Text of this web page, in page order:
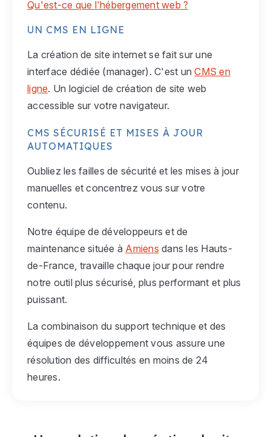
Qu'est-ce que l'hébergement web ?
UN CMS EN LIGNE
La création de site internet se fait sur une
interface dédiée (manager). C'est unCMS en
ligne. Un logiciel de création de site web
accessible sur votre navigateur.
CMS SÉCURISÉ ET MISES À JOUR
AUTOMATIQUES
Oubliez les failles de sécurité et les mises à jour
manuelles et concentrez vous sur votre
contenu.
Notre équipe de développeurs et de
maintenance située à Amiens dans les Hauts-
de-France, travaille chaque jour pour rendre
notre outil plus sécurisé, plus performant et plus
puissant.
La combinaison du support technique et des
équipes de développement vous assure une
résolution des difficultés en moins de 24
heures.